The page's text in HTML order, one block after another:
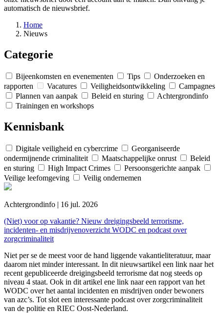
automatisch de nieuwsbrief.
Home
Nieuws
Categorie
Bijeenkomsten en evenementen Tips
Onderzoeken en
rapporten
Vacatures Veiligheidsontwikkeling
Campagnes
Plannen van aanpak
Beleid en sturing
Achtergrondinfo
Trainingen en workshops
Kennisbank
Digitale veiligheid en cybercrime
Georganiseerde
ondermijnende criminaliteit
Maatschappelijke onrust
Beleid
en sturing
High Impact Crimes
Persoonsgerichte aanpak
Veilige leefomgeving
Veilig ondernemen
Achtergrondinfo | 16 jul. 2026
(Niet) voor op vakantie? Nieuw dreigingsbeeld terrorisme,
incidenten- en misdrijvenoverzicht WODC en podcast over
zorgcriminaliteit
Niet per se de meest voor de hand liggende vakantieliteratuur, maar
daarom niet minder interessant. In dit nieuwsartikel een link naar het
recent gepubliceerde dreigingsbeeld terrorisme dat nog steeds op
niveau 4 staat. Ook in dit artikel ene link naar een rapport van het
WODC over het aantal incidenten en misdrijven onder bewoners
van azc’s. Tot slot een interessante podcast over zorgcriminaliteit
van de politie en RIEC Oost-Nederland.